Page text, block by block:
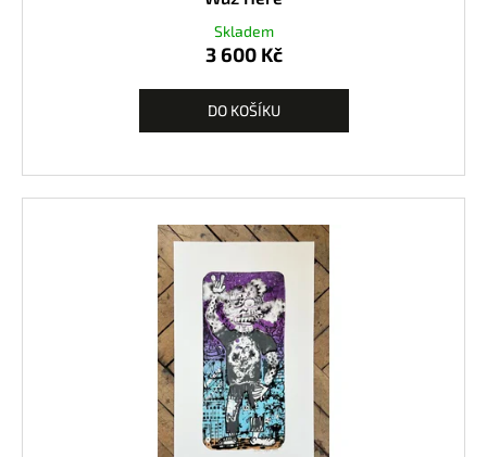
Skladem
3 600 Kč
DO KOŠÍKU